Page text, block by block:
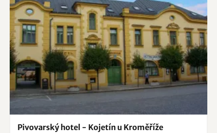
Pivovarský hotel - Kojetín u Kroměříže